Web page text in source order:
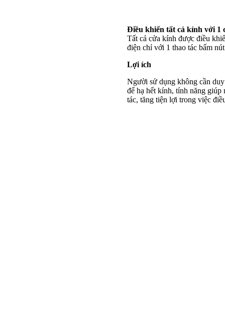
Điều khiển tất cả kính với 1
Tất cả cửa kính được điều
điện chỉ với 1 thao tác bấm nút
Lợi ích
Người sử dụng không cần
để hạ hết kính, tính năng giúp
tác, tăng tiện lợi trong việc